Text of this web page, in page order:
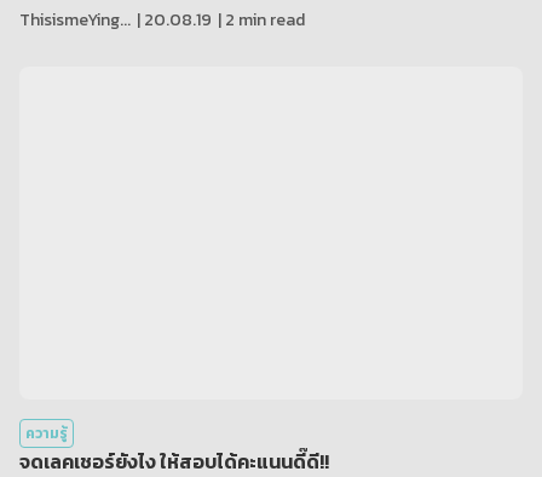
ThisismeYing... |20.08.19 | 2 min read
ความรู้
จดเลคเชอร์ยังไง ให้สอบได้คะแนนดี๊ดี!!